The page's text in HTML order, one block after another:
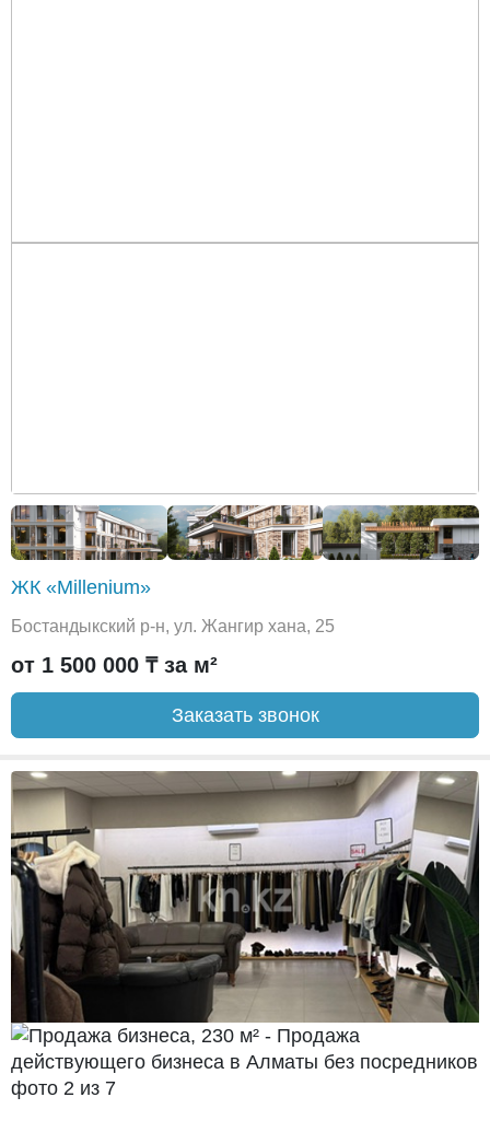
ЖК «Millenium»
Бостандыкский р-н, ул. Жангир хана, 25
от 1 500 000 ₸ за м²
Заказать звонок